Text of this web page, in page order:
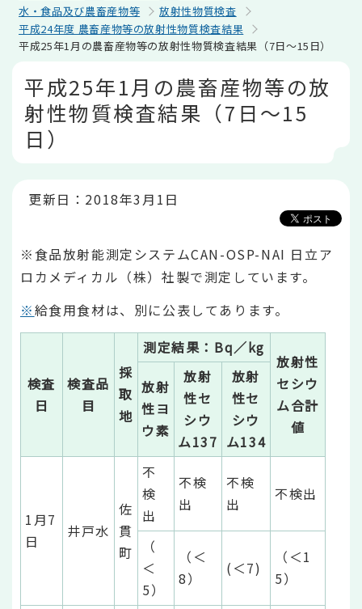
水・食品及び農畜産物等
放射性物質検査
平成24年度 農畜産物等の放射性物質検査結果
平成25年1月の農畜産物等の放射性物質検査結果（7日～15日）
平成25年1月の農畜産物等の放
射性物質検査結果（7日～15
日）
更新日：2018年3月1日
※食品放射能測定システムCAN-OSP-NAI 日立ア
ロカメディカル（株）社製で測定しています。
※給食用食材は、別に公表してあります。
検査
日
検査品
目
採
取
地
測定結果：Bq／kg
放射性
セシウ
ム合計
値
放射
性ヨ
ウ素
放射
性セ
シウ
ム137
放射
性セ
シウ
ム134
1月7
日
井戸水
佐
貫
町
不
検
出
不検
出
不検
出
不検出
（
＜
5）
（＜
8）
(＜7)
（＜1
5）